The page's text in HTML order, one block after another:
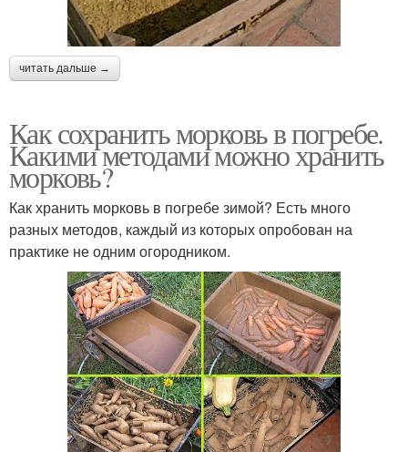
читать дальше →
Как сохранить морковь в погребе.
Какими методами можно хранить
морковь?
Как хранить морковь в погребе зимой? Есть много
разных методов, каждый из которых опробован на
практике не одним огородником.